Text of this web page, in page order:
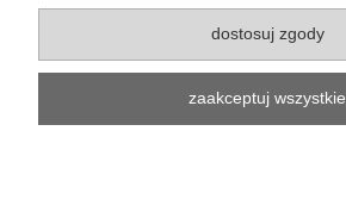
dostosuj zgody
zaakceptuj wszystkie